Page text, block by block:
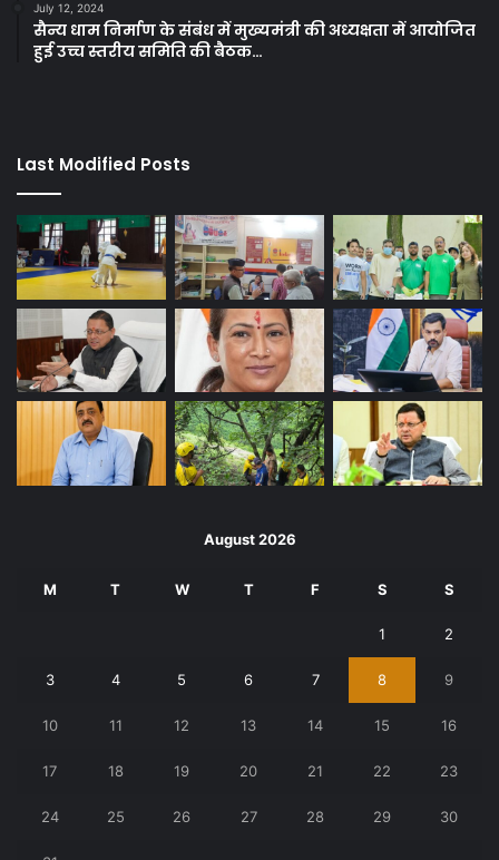
July 12, 2024
सैन्य धाम निर्माण के संबंध में मुख्यमंत्री की अध्यक्षता में आयोजित
हुई उच्च स्तरीय समिति की बैठक…
Last Modified Posts
August 2026
M T W T F S S
1 2
3 4 5 6 7 8 9
10 11 12 13 14 15 16
17 18 19 20 21 22 23
24 25 26 27 28 29 30